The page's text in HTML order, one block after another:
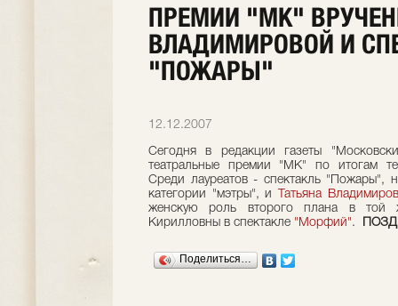
ПРЕМИИ "МК"
ВЛАДИМИРОВОЙ И
"ПОЖАРЫ"
12.12.2007
Сегодня в редакции газеты
театральные премии "МК" по итогам
Среди лауреатов - спектакль "Пожары",
категории "мэтры", и
Татьяна
женскую роль второго плана в той
Кирилловны в спектакле "Морфий".
Поделиться…